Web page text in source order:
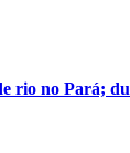
rio no Pará;